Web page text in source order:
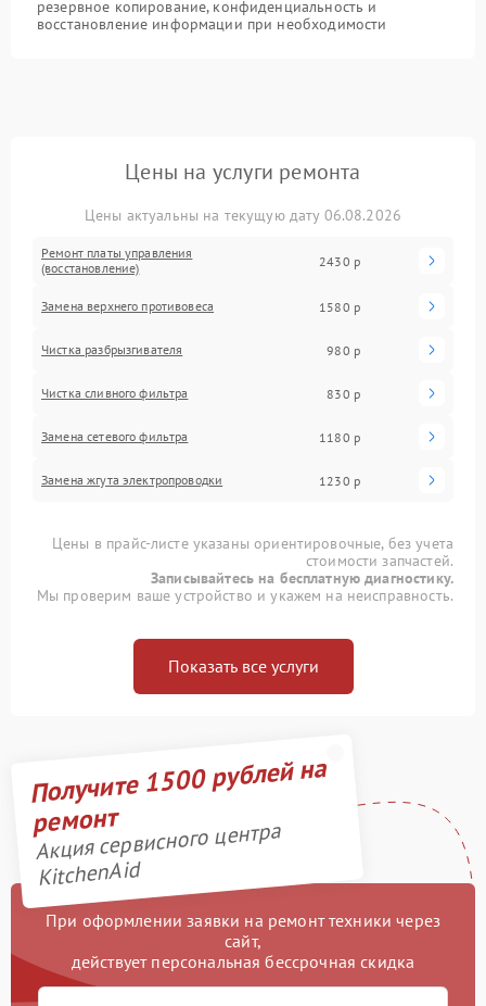
резервное копирование, конфиденциальность и
восстановление информации при необходимости
Цены на услуги ремонта
Цены актуальны на текущую дату 06.08.2026
Ремонт платы управления
(восстановление)
2430 р
Замена верхнего противовеса 1580 р
Чистка разбрызгивателя 980 р
Чистка сливного фильтра 830 р
Замена сетевого фильтра 1180 р
Замена жгута электропроводки 1230 р
Цены в прайс-листе указаны ориентировочные, без учета
стоимости запчастей.
Записывайтесь на бесплатную диагностику.
Мы проверим ваше устройство и укажем на неисправность.
Показать все услуги
Получите 1500 рублей на
ремонт
Акция сервисного центра
KitchenAid
При оформлении заявки на ремонт техники через
сайт,
действует персональная бессрочная скидка